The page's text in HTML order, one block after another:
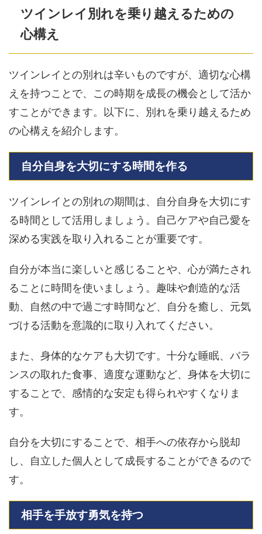
ツインレイ別れを乗り越えるための
心構え
ツインレイとの別れは辛いものですが、適切な心構
えを持つことで、この時期を成長の機会として活か
すことができます。以下に、別れを乗り越えるため
の心構えを紹介します。
自分自身を大切にする時間を作る
ツインレイとの別れの期間は、自分自身を大切にす
る時間として活用しましょう。自己ケアや自己愛を
深める実践を取り入れることが重要です。
自分が本当に楽しいと感じることや、心が満たされ
ることに時間を使いましょう。趣味や創造的な活
動、自然の中で過ごす時間など、自分を癒し、元気
づける活動を意識的に取り入れてください。
また、身体的なケアも大切です。十分な睡眠、バラ
ンスの取れた食事、適度な運動など、身体を大切に
することで、感情的な安定も得られやすくなりま
す。
自分を大切にすることで、相手への依存から脱却
し、自立した個人として成長することができるので
す。
相手を手放す勇気を持つ